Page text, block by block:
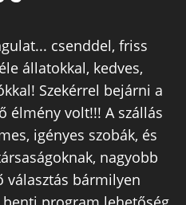
csenddel, friss
állatokkal, kedves,
Szekérrel bejárni a
élmény volt!!! A szállás
igényes szobák, és
nagyobb
választás bármilyen